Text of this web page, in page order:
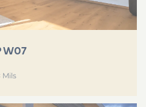
W07
Mils